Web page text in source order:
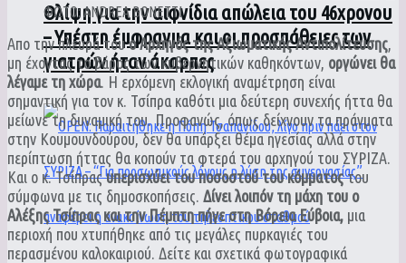
Θλίψη για την αιφνίδια απώλεια του 46χρονου
– Υπέστη έμφραγμα και οι προσπάθειες των
γιατρών ήταν άκαρπες
ΦΩΤΟ: ANDREA BONETTI
Απο την πλευρά τουο Αρχηγός της Αξιωματικής Αντιπολίτευσης
μη έχοντας το βάρος των κυβερνητικών καθηκόντων, οργώνει θα
λέγαμε τη χώρα. Η ερχόμενη εκλογική αναμέτρηση είναι
σημαντική για τον κ. Τσίπρα καθότι μια δεύτερη συνεχής ήττα θα
μείωνε τη δυναμική του. Προφανώς, όπως δείχνουν τα πράγματα
στην Κουμουνδούρου, δεν θα υπάρξει θέμα ηγεσίας αλλά στην
περίπτωση ήττας θα κοπούν τα φτερά του αρχηγού του ΣΥΡΙΖΑ.
Και ο κ. Τσίπραςυπερισχύει του ποσοστού του κόμματοςτου
σύμφωνα με τις δημοσκοπήσεις. Δίνει λοιπόν τη μάχη του ο
Αλέξης Τσίπρας και την Πέμπτη πήγε στη Βόρεια Εύβοια, μια
περιοχή που χτυπήθηκε από τις μεγάλες πυρκαγιές του
περασμένου καλοκαιριού. Δείτε και σχετικά φωτογραφικά